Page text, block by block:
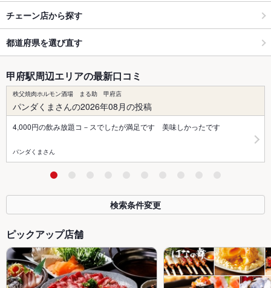
チェーン店から探す
都道府県を選び直す
甲府駅周辺エリアの最新口コミ
秩父焼肉ホルモン酒場 まる助 甲府店
パンダくまさんの2026年08月の投稿
4,000円の飲み放題コ－スでしたが満足です 美味しかったです
パンダくまさん
検索条件変更
ピックアップ店舗